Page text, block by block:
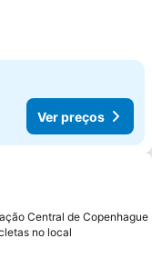
Ver preços
aos favoritos
Central de Copenhague
no local